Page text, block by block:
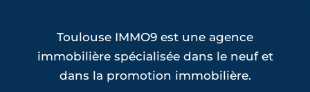
Toulouse IMMO9 est une agence
immobilière spécialisée dans le neuf et
dans la promotion immobilière.